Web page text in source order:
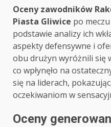
Oceny zawodników
Piasta Gliwice po
podstawie analizy ich
aspekty defensywne i
obu drużyn wyróżnili się
co wpłynęło na
się na liderach,
oczekiwaniom w
Oceny